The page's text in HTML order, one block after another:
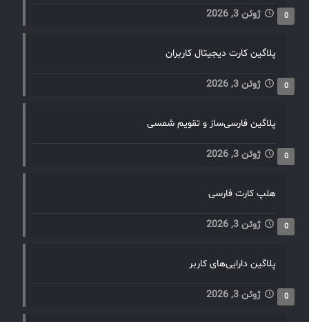
ژوئن 3, 2026 0
پلاگین کارت دیجیتال کاربران
ژوئن 3, 2026 0
پلاگین فارسی‌ساز و تقویم شمسی
ژوئن 3, 2026 0
هلپ کارت فارسی
ژوئن 3, 2026 0
پلاگین دارایی‌های کاربر
ژوئن 3, 2026 0